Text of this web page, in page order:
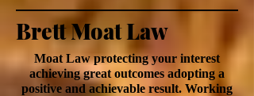
Brett Moat Law
Moat Law protecting your interest
achievinggreat outcomes adopting a
positive and achievable result. Working